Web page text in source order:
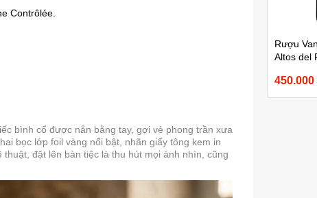
Contrôlée.
bình cổ được nắn bằng tay, gợi vẻ phong trần xưa
bọc lớp foil vàng nổi bật, nhãn giấy tông kem in
đặt lên bàn tiệc là thu hút mọi ánh nhìn, cũng
Rượu
Altos del
450.000